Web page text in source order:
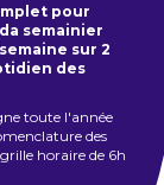
pour
semainier
sur 2
des
toute l'année
des
horaire de 6h